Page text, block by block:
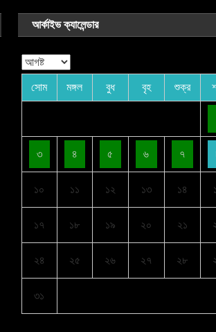
আর্কাইভ ক্যালেন্ডার
সোম মঙ্গল বুধ বৃহ শুক্র
৩ ৪ ৫ ৬ ৭
১০ ১১ ১২ ১৩ ১৪
১৭ ১৮ ১৯ ২০ ২১
২৪ ২৫ ২৬ ২৭ ২৮
৩১